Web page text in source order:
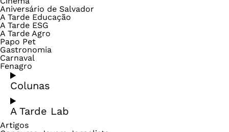
Aniversário de Salvador
A Tarde Educação
A Tarde ESG
A Tarde Agro
Papo Pet
Gastronomia
Carnaval
Fenagro
Colunas
A Tarde Lab
Artigos